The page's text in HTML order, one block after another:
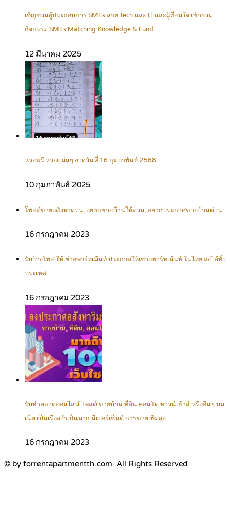
เชิญชวนผู้ประกอบการ SMEs สาย Tech และ IT และผู้ที่สนใจ เข้าร่วม
กิจกรรม SMEs Matching Knowledge & Fund
12 มีนาคม 2025
หวยฟรี หวยแม่นๆ งวดวันที่ 16 กุมภาพันธ์ 2568
10 กุมภาพันธ์ 2025
โพสต์ขายอสังหาด่วน, อยากขายบ้านให้ด่วน, อยากประกาศขายบ้านด่วน
16 กรกฎาคม 2023
รับจ้างโพส ให้เช่าอพาร์ทเม้นท์ ประกาศให้เช่าอพาร์ทเม้นท์ ในไทย ลงได้ทั่ว
ประเทศ
16 กรกฎาคม 2023
รับทำตลาดออนไลน์ โพสต์ ขายบ้าน ที่ดิน คอนโด ทาวน์เฮ้าส์ หรืออื่นๆ บน
เน็ต เป็นเรื่องจำเป็นมาก มีเปอร์เซ็นต์ การขายเพิ่มสูง
16 กรกฎาคม 2023
© by forrentapartmentth.com. All Rights Reserved.